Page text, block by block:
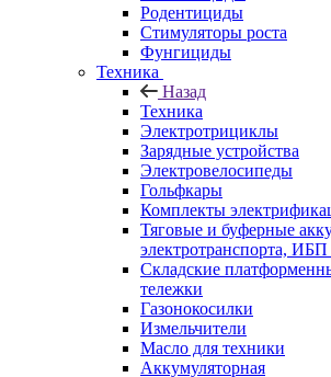
Родентициды
Стимуляторы роста
Фунгициды
Техника
Назад
Техника
Электротрициклы
Зарядные устройства
Электровелосипеды
Гольфкары
Комплекты
Тяговые и буферные
электротранспорта,
Складские
тележки
Газонокосилки
Измельчители
Масло для техники
Аккумуляторная